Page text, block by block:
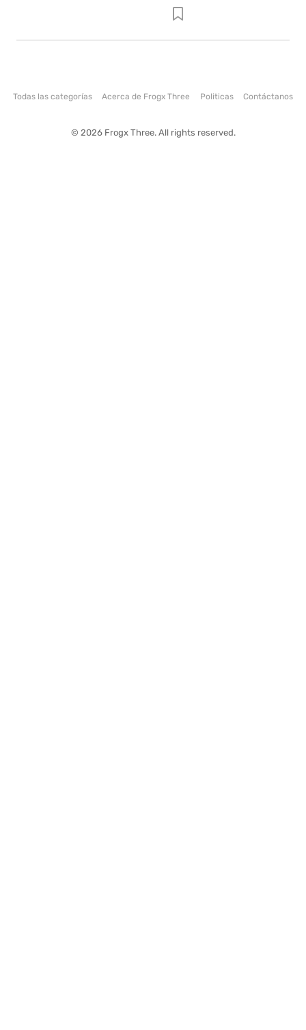
Todas las categorías Acerca de Frogx Three Politicas Contáctanos
© 2026 Frogx Three. All rights reserved.